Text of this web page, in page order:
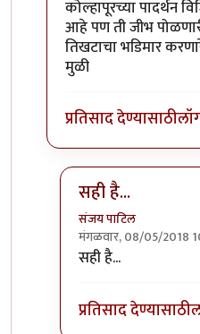
कोल्हापूरच्या पादर्थन
आहे पण ती जीभ
तिखटाचा भडिमार
मुळी
प्रतिसाद देण्यासाठी
सही है...
संजय पाटिल
मंगळवार, 08/05/2018
In reply to
सही है...
प्रतिसाद देण्यासाठी